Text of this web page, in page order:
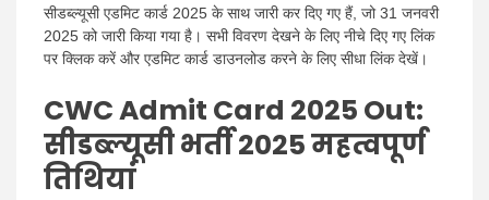
सीडब्ल्यूसी एडमिट कार्ड 2025 के साथ जारी कर दिए गए हैं, जो 31 जनवरी
2025 को जारी किया गया है। सभी विवरण देखने के लिए नीचे दिए गए लिंक
पर क्लिक करें और एडमिट कार्ड डाउनलोड करने के लिए सीधा लिंक देखें।
CWC Admit Card 2025 Out:
सीडब्ल्यूसी भर्ती 2025 महत्वपूर्ण
तिथियां